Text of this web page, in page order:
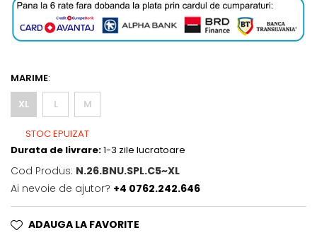
MARIME:
XL
L M
STOC EPUIZAT
Durata de livrare:1-3 zile lucratoare
Cod Produs: N.26.BNU.SPL.C5~XL
Ai nevoie de ajutor? +4 0762.242.646
ADAUGA LA FAVORITE